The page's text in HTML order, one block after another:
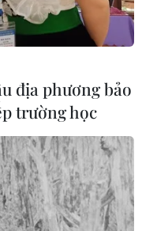
địa phương bảo
trường học